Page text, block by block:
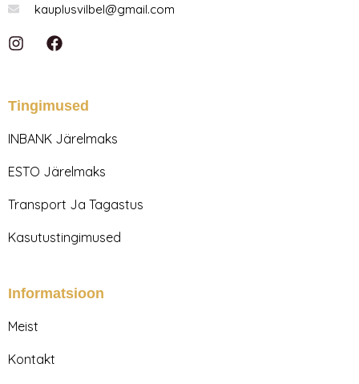
kauplusvilbel@gmail.com
I
a
r
m
F
a
b
o
Tingimused
INBANK Järelmaks
ESTO Järelmaks
Transport Ja Tagastus
Kasutustingimused
Informatsioon
Meist
Kontakt